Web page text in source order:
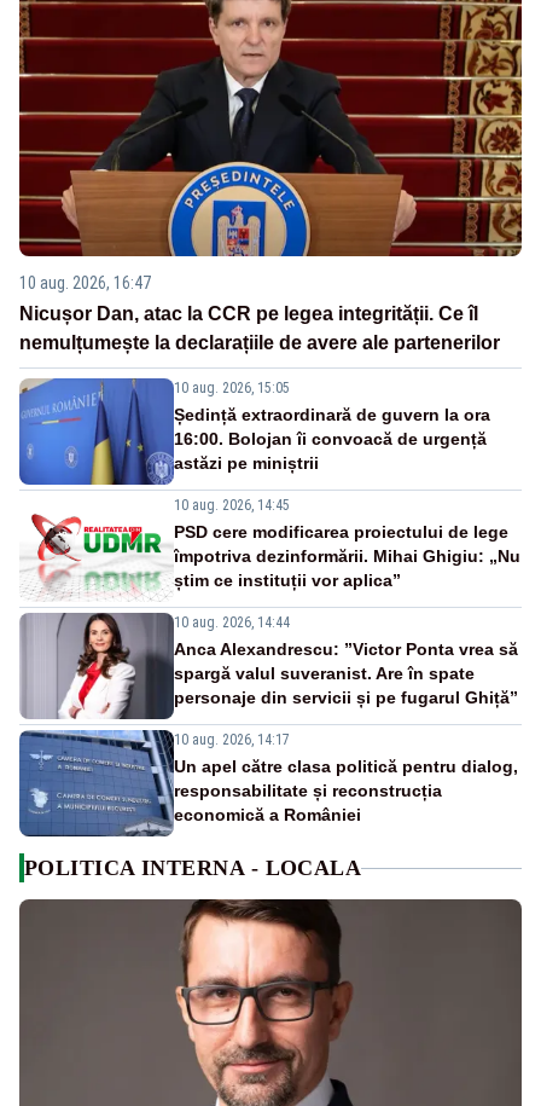
10 aug. 2026, 16:47
Nicușor Dan, atac la CCR pe legea integrității. Ce îl
nemulțumește la declarațiile de avere ale partenerilor
10 aug. 2026, 15:05
Ședință extraordinară de guvern la ora
16:00. Bolojan îi convoacă de urgență
astăzi pe miniștrii
10 aug. 2026, 14:45
PSD cere modificarea proiectului de lege
împotriva dezinformării. Mihai Ghigiu: „Nu
știm ce instituții vor aplica”
10 aug. 2026, 14:44
Anca Alexandrescu: ”Victor Ponta vrea să
spargă valul suveranist. Are în spate
personaje din servicii și pe fugarul Ghiță”
10 aug. 2026, 14:17
Un apel către clasa politică pentru dialog,
responsabilitate și reconstrucția
economică a României
POLITICA INTERNA - LOCALA